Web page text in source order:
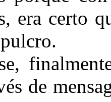
era certo
de